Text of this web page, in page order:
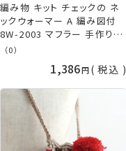
編み物 キット チェックの ネ
ックウォーマー A 編み図付
8W-2003 マフラー 手作りキ
ット 手編みキット 棒針 編み
い 子供 こども キッズ ベビー
手編み 手作り 手芸 毛糸 緑
黒 グリーン ブラック 毛糸 や
わらかラム 横田 daruma
（0）
1,386 税込